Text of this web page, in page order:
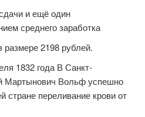
и ещё один
среднего заработка
2198 рублей.
1832 года В Санкт-
Мартынович Вольф успешно
стране переливание крови от